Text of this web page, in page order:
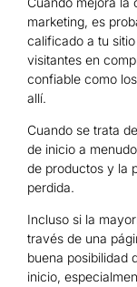
marketing, es
calificado a tu
visitantes en
confiable como
allí.
Cuando se trata
de inicio a
de productos y la
perdida.
Incluso si la
través de una
buena posibilidad
inicio,